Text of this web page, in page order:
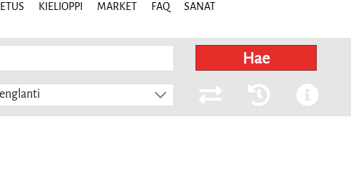
KIELIOPPI MARKET FAQ SANAT
Hae
englanti